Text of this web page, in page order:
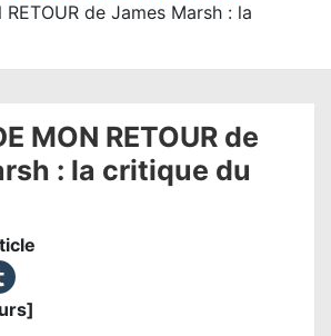
RETOUR de James Marsh : la
MON RETOUR de
: la critique du